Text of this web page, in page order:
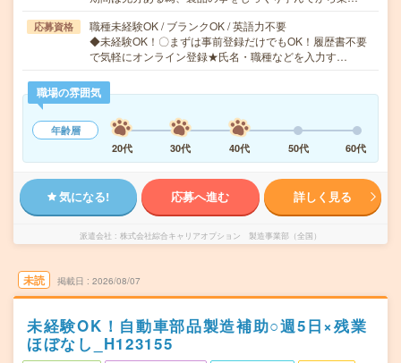
応募資格
職種未経験OK / ブランクOK / 英語力不要
◆未経験OK！〇まずは事前登録だけでもOK！履歴書不要
で気軽にオンライン登録★氏名・職種などを入力す…
職場の雰囲気
年齢層
20代
30代 40代 50代 60代
気になる! 応募へ進む 詳しく見る
派遣会社 株式会社綜合キャリアオプション 製造事業部（全国）
未読 掲載日 2026/08/07
未経験OK！自動車部品製造補助○週5日×残業
ほぼなし_H123155